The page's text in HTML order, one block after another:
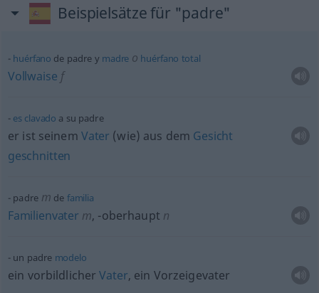
Beispielsätze für "padre"
huérfano de padre y madre o huérfano total
Vollwaise f
es clavado a su padre
er ist seinem Vater (wie) aus dem Gesicht
geschnitten
padrem de familia
Familienvater m, -oberhaupt n
un padre modelo
ein vorbildlicherVater, ein Vorzeigevater